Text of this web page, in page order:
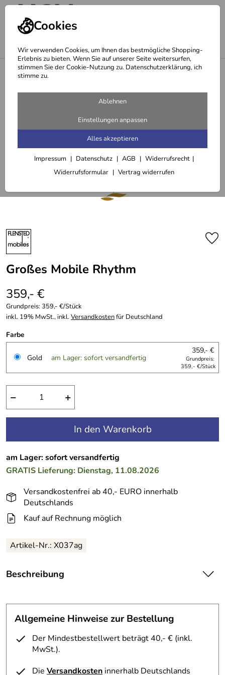
Cookies
Wir verwenden Cookies, um Ihnen das bestmögliche Shopping-
Erlebnis zu bieten. Wenn Sie auf unserer Seite weitersurfen,
stimmen Sie der Cookie-Nutzung zu. Datenschutzerklärung, ich
stimme zu.
Ablehnen
Einstellungen anpassen
Alles akzeptieren
Impressum Datenschutz AGB
Widerrufsrecht
Widerrufsformular
Vertrag widerrufen
Mobile
Großes Mobile Rhythm
359,- €
Grundpreis:359,- €/Stück
inkl. 19% MwSt., inkl.Versandkostenfür Deutschland
Farbe
Gold am Lager: sofort versandfertig
359,- €
Grundpreis:
359,- €/Stück
− +
In den Warenkorb
am Lager: sofort versandfertig
GRATIS Lieferung: Dienstag, 11.08.2026
Versandkostenfrei ab 40,- EURO innerhalb
Deutschlands
Kauf auf Rechnung möglich
Artikel-Nr.: X037ag
Beschreibung
edlen Farben lange erfreuen wird. Die Teile des Mobiles
sind aus Aluminium und daher recht stabil und von sehr
hochwertiger Anmutung.
Mobile aus dänischer Produktion
Zeitloses, dynamisches Design
Allgemeine Hinweise zur Bestellung
Der Mindestbestellwert beträgt 40,- € (inkl.
MwSt.).
Die Versandkosten innerhalb Deutschlands